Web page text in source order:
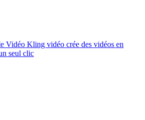
Vidéo Kling vidéo crée des vidéos en
seul clic